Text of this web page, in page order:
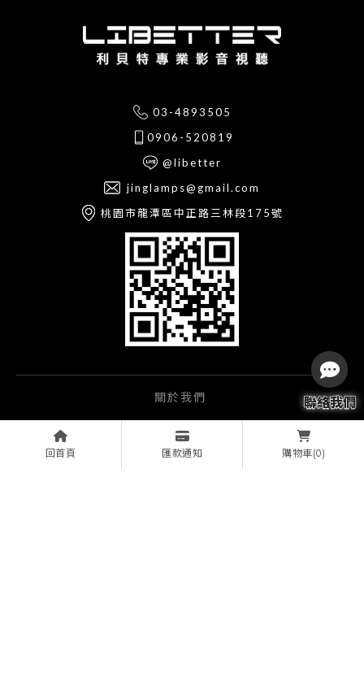
回首頁 匯款通知 購物車(0)
03-4893505
0906-520819
@libetter
jinglamps@gmail.com
桃園市龍潭區中正路三林段175號
關於我們
經銷品牌